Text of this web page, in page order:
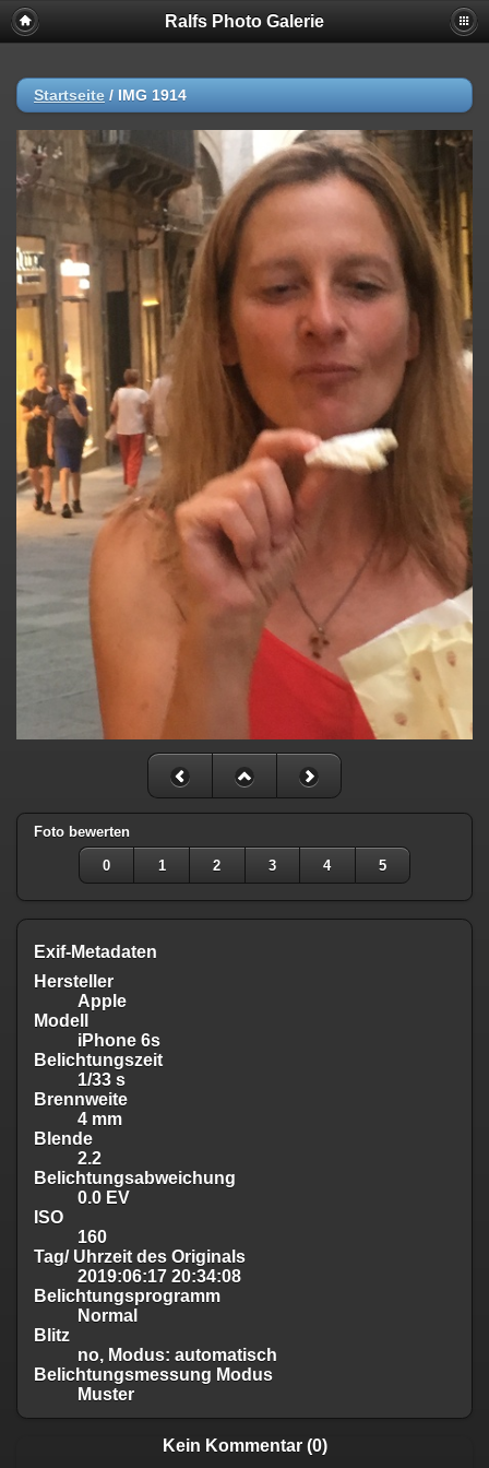
Ralfs Photo Galerie
Startseite / IMG 1914
Foto bewerten
0 1 2 3 4 5
Exif-Metadaten
Hersteller
Apple
Modell
iPhone 6s
Belichtungszeit
1/33 s
Brennweite
4 mm
Blende
2.2
Belichtungsabweichung
0.0 EV
ISO
160
Tag/ Uhrzeit des Originals
2019:06:17 20:34:08
Belichtungsprogramm
Normal
Blitz
no, Modus: automatisch
Belichtungsmessung Modus
Muster
Kein Kommentar (0)